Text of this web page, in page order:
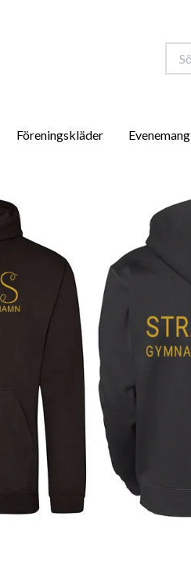
Föreningskläder Evenemang